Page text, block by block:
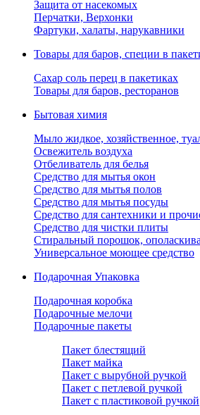
Защита от насекомых
Перчатки, Верхонки
Фартуки, халаты, нарукавники
Товары для баров, специи в
Сахар соль перец в пакетиках
Товары для баров, ресторанов
Бытовая химия
Мыло жидкое, хозяйственное,
Освежитель воздуха
Отбеливатель для белья
Средство для мытья окон
Средство для мытья полов
Средство для мытья посуды
Средство для сантехники и
Средство для чистки плиты
Стиральный порошок,
Универсальное моющее средство
Подарочная Упаковка
Подарочная коробка
Подарочные мелочи
Подарочные пакеты
Пакет блестящий
Пакет майка
Пакет с вырубной ручкой
Пакет с петлевой ручкой
Пакет с пластиковой ручкой